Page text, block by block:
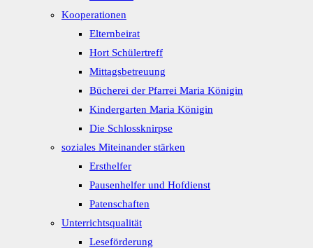
Kooperationen
Elternbeirat
Hort Schülertreff
Mittagsbetreuung
Bücherei der Pfarrei Maria Königin
Kindergarten Maria Königin
Die Schlossknirpse
soziales Miteinander stärken
Ersthelfer
Pausenhelfer und Hofdienst
Patenschaften
Unterrichtsqualität
Leseförderung